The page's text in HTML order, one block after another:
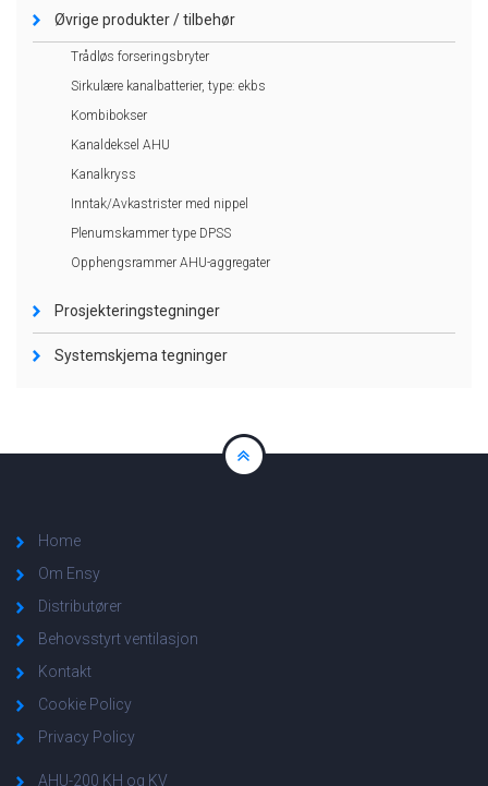
Øvrige produkter / tilbehør
Trådløs forseringsbryter
Sirkulære kanalbatterier, type: ekbs
Kombibokser
Kanaldeksel AHU
Kanalkryss
Inntak/Avkastrister med nippel
Plenumskammer type DPSS
Opphengsrammer AHU-aggregater
Prosjekteringstegninger
Systemskjema tegninger
Home
Om Ensy
Distributører
Behovsstyrt ventilasjon
Kontakt
Cookie Policy
Privacy Policy
AHU-200 KH og KV